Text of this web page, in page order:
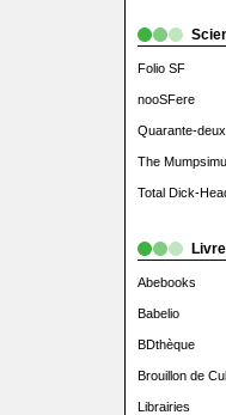
Folio SF
nooSFere
Quarante-deux
The
Total Dick-
Abebooks
Babelio
BDthèque
Brouillon de
Librairies